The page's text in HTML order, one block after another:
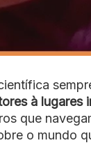
à lugares
que
o mundo